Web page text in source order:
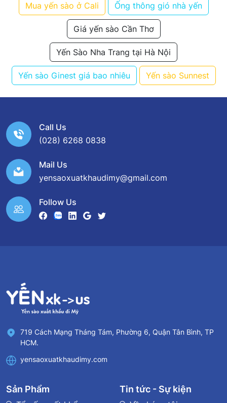
Mua yến sào ở Cali Ống thông gió nhà yến
Giá yến sào Cần Thơ
Yến Sào Nha Trang tại Hà Nội
Yến sào Ginest giá bao nhiêu Yến sào Sunnest
Call Us
(028) 6268 0838
Mail Us
yensaoxuatkhaudimy@gmail.com
Follow Us
719 Cách Mạng Tháng Tám, Phường 6, Quận Tân Bình, TP
HCM.
yensaoxuatkhaudimy.com
Sản Phẩm Tin tức - Sự kiện